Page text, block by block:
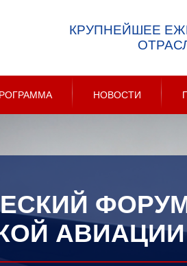
КРУПНЕЙШЕЕ
НОВОСТИ
АВИАЦИИ